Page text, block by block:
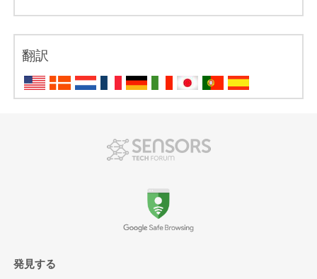
翻訳
発見する